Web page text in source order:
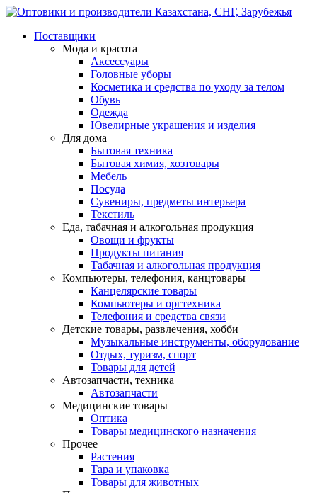
Поставщики
Мода и красота
Аксессуары
Головные уборы
Косметика и средства по уходу за телом
Обувь
Одежда
Ювелирные украшения и изделия
Для дома
Бытовая техника
Бытовая химия, хозтовары
Мебель
Посуда
Сувениры, предметы интерьера
Текстиль
Еда, табачная и алкогольная продукция
Овощи и фрукты
Продукты питания
Табачная и алкогольная продукция
Компьютеры, телефония, канцтовары
Канцелярские товары
Компьютеры и оргтехника
Телефония и средства связи
Детские товары, развлечения, хобби
Музыкальные инструменты, оборудование
Отдых, туризм, спорт
Товары для детей
Автозапчасти, техника
Автозапчасти
Медицинские товары
Оптика
Товары медицинского назначения
Прочее
Растения
Тара и упаковка
Товары для животных